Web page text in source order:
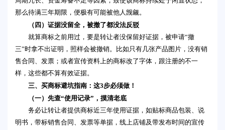
那么待满三年期限，便极有可能被他人觊觎。
（四）证据没留全，被撤了都没法反驳
就算商标之前用过，要是转让者没保留好证据，被申请“撤
三”时拿不出证明，照样会被撤销。比如只有几张产品图片，没有销
售合同、发票；或者宣传资料上的商标改了字体，跟注册的不一
样，这些都不算有效证据。
三、买商标避坑指南：这3步必须做！
（一）先查“使用记录”，摸清老底
务必让转让者提供商标近三年使用证据，如贴标商品包装、说
明书，带标销售合同、发票等单据，线上店铺及带发布时间的宣传